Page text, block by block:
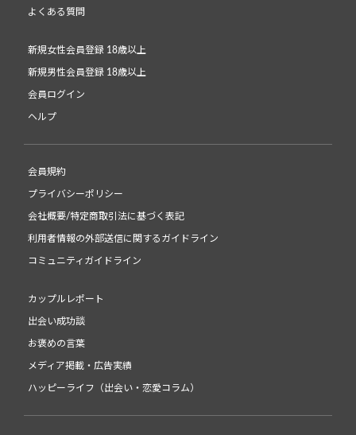
よくある質問
新規女性会員登録 18歳以上
新規男性会員登録 18歳以上
会員ログイン
ヘルプ
会員規約
プライバシーポリシー
会社概要/特定商取引法に基づく表記
利用者情報の外部送信に関するガイドライン
コミュニティガイドライン
カップルレポート
出会い成功談
お褒めの言葉
メディア掲載・広告実績
ハッピーライフ（出会い・恋愛コラム）